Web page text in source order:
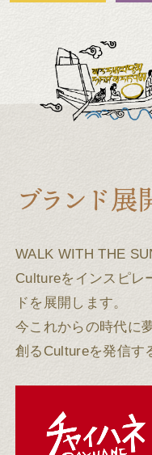
WALK WITH THE
Cultureをインスピレ
ドを展開します。
今これからの時代に
創るCultureを発信す